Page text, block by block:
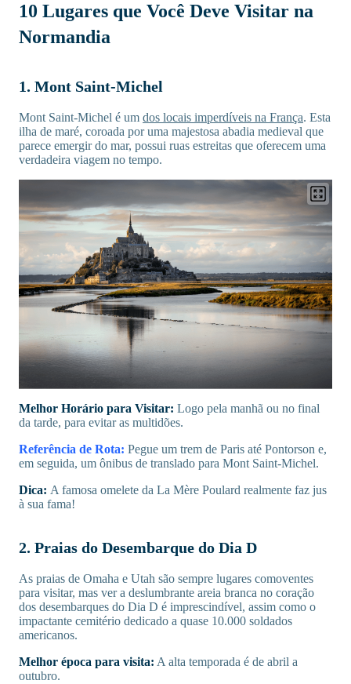
10 Lugares que Você Deve Visitar na
Normandia
1. Mont Saint-Michel
Mont Saint-Michel é um dos locais imperdíveis na França. Esta
ilha de maré, coroada por uma majestosa abadia medieval que
parece emergir do mar, possui ruas estreitas que oferecem uma
verdadeira viagem no tempo.
Melhor Horário para Visitar: Logo pela manhã ou no final
da tarde, para evitar as multidões.
Referência de Rota: Pegue um trem de Paris até Pontorson e,
em seguida, um ônibus de translado para Mont Saint-Michel.
Dica: A famosa omelete da La Mère Poulard realmente faz jus
à sua fama!
2. Praias do Desembarque do Dia D
As praias de Omaha e Utah são sempre lugares comoventes
para visitar, mas ver a deslumbrante areia branca no coração
dos desembarques do Dia D é imprescindível, assim como o
impactante cemitério dedicado a quase 10.000 soldados
americanos.
Melhor época para visita: A alta temporada é de abril a
outubro.